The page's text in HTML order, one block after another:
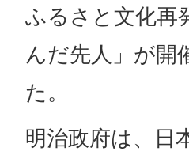
ふるさと文化再
んだ先人」が開
た。
明治政府は、日